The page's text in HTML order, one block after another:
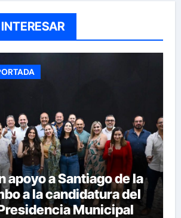
apoyo a Santiago de la
a la candidatura del
Municipal